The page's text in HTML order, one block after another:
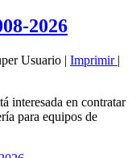
2026
Usuario | Imprimir |
interesada en contratar
para equipos de